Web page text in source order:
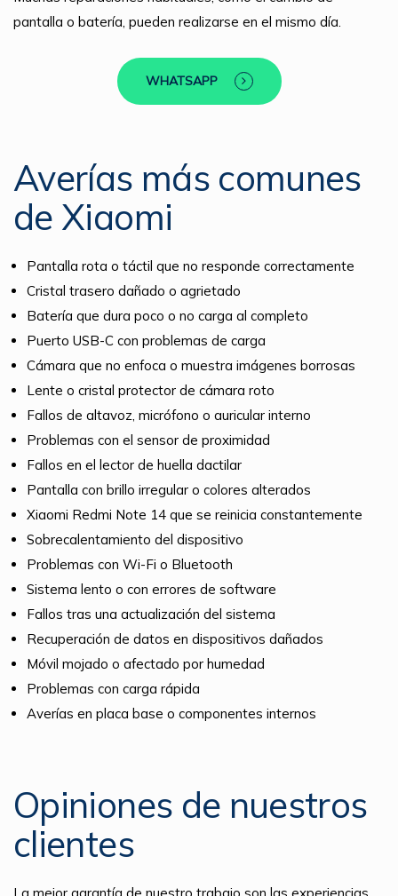
pantalla o batería, pueden realizarse en el mismo día.
WHATSAPP
Averías más comunes
de Xiaomi
Pantalla rota o táctil que no responde correctamente
Cristal trasero dañado o agrietado
Batería que dura poco o no carga al completo
Puerto USB-C con problemas de carga
Cámara que no enfoca o muestra imágenes borrosas
Lente o cristal protector de cámara roto
Fallos de altavoz, micrófono o auricular interno
Problemas con el sensor de proximidad
Fallos en el lector de huella dactilar
Pantalla con brillo irregular o colores alterados
Xiaomi Redmi Note 14 que se reinicia constantemente
Sobrecalentamiento del dispositivo
Problemas con Wi-Fi o Bluetooth
Sistema lento o con errores de software
Fallos tras una actualización del sistema
Recuperación de datos en dispositivos dañados
Móvil mojado o afectado por humedad
Problemas con carga rápida
Averías en placa base o componentes internos
Opiniones de nuestros
clientes